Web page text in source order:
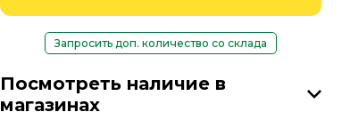
Запросить доп. количество со склада
Посмотреть наличие в
магазинах